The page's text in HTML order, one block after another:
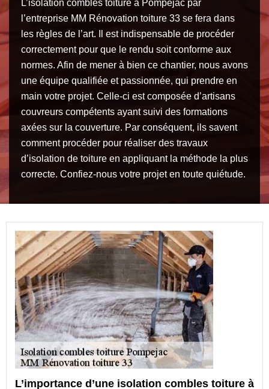
L’isolation combles toiture à Pompejac par
l’entreprise MM Rénovation toiture 33 se fera dans
les règles de l’art. Il est indispensable de procéder
correctement pour que le rendu soit conforme aux
normes. Afin de mener à bien ce chantier, nous avons
une équipe qualifiée et passionnée, qui prendre en
main votre projet. Celle-ci est composée d’artisans
couvreurs compétents ayant suivi des formations
axées sur la couverture. Par conséquent, ils savent
comment procéder pour réaliser des travaux
d’isolation de toiture en appliquant la méthode la plus
correcte. Confiez-nous votre projet en toute quiétude.
L’importance d’une isolation combles toiture à